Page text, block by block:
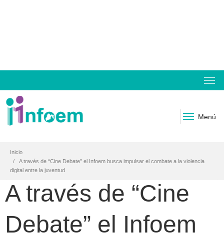
Menú
Inicio
A través de “Cine Debate” el Infoem busca impulsar el combate a la violencia
digital entre la juventud
A través de “Cine
Debate” el Infoem